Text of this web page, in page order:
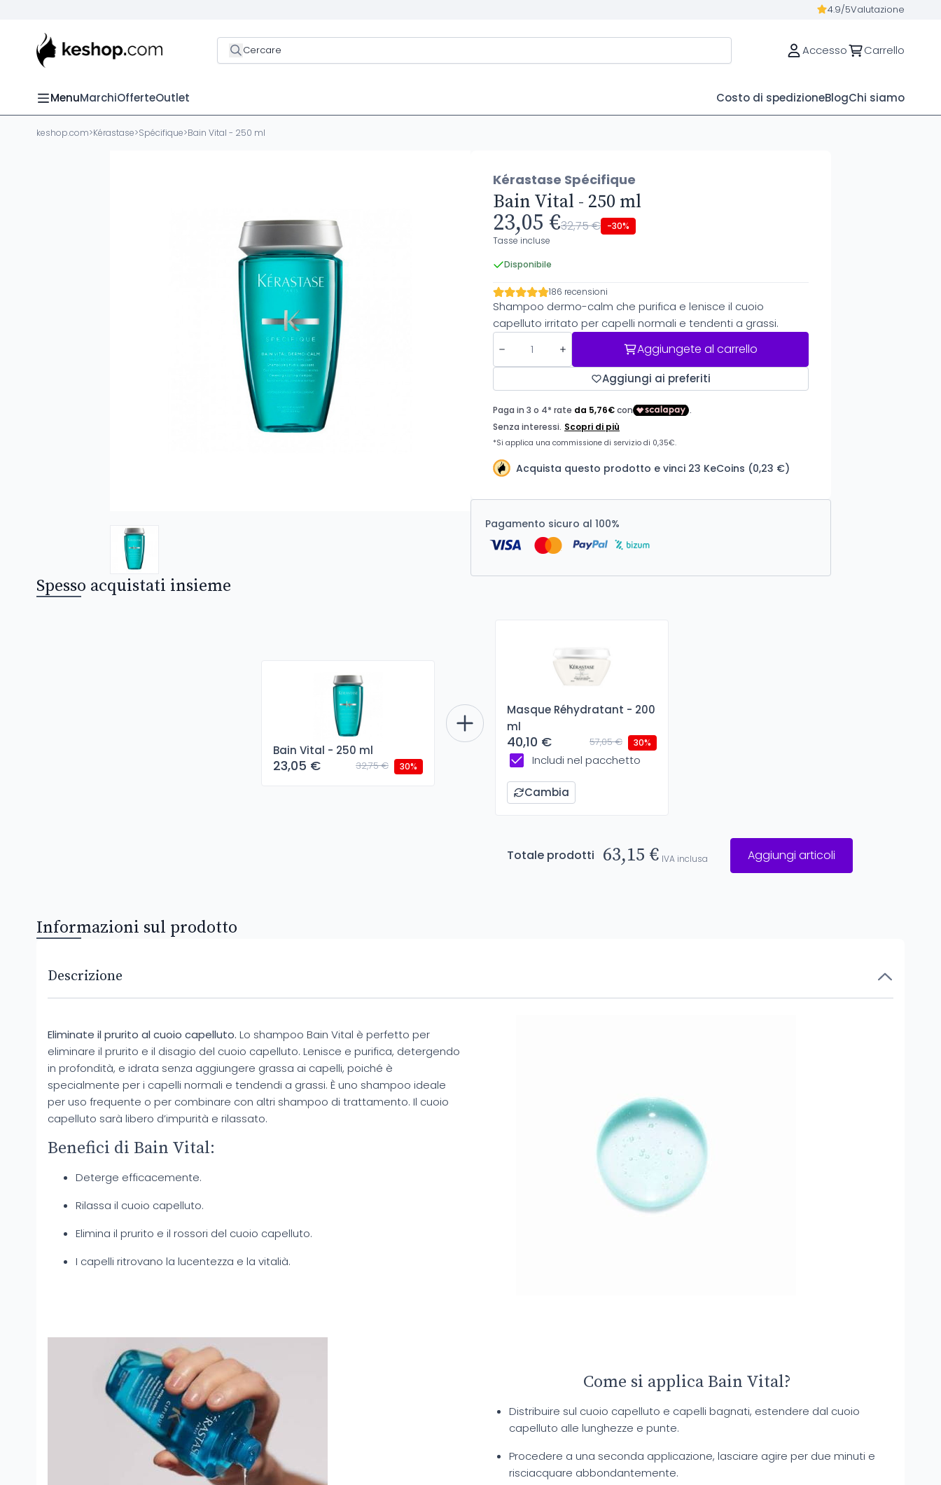
4.9/5Valutazione
Cercare Accesso Carrello
MenuMarchiOfferteOutlet Costo di spedizioneBlogChi siamo
keshop.com>Kérastase>Spécifique>Bain Vital - 250 ml
Kérastase Spécifique
Bain Vital - 250 ml
23,05 €32,75 € -30%
Tasse incluse
Disponibile
186 recensioni
Shampoo dermo-calm che purifica e lenisce il cuoio
capelluto irritato per capelli normali e tendenti a grassi.
Aggiungete al carrello
Aggiungi ai preferiti
Acquista questo prodotto e vinci 23 KeCoins (0,23 €)
Pagamento sicuro al 100%
Spesso acquistati insieme
Bain Vital - 250 ml
23,05 € 32,75 € 30%
Masque Réhydratant - 200
ml
40,10 € 57,05 € 30%
Includi nel pacchetto
Cambia
Totale prodotti 63,15 € IVA inclusa Aggiungi articoli
Informazioni sul prodotto
Descrizione
Eliminate il prurito al cuoio capelluto. Lo shampoo Bain Vital è perfetto per
eliminare il prurito e il disagio del cuoio capelluto. Lenisce e purifica, detergendo
in profondità, e idrata senza aggiungere grassa ai capelli, poiché è
specialmente per i capelli normali e tendendi a grassi. È uno shampoo ideale
per uso frequente o per combinare con altri shampoo di trattamento. Il cuoio
capelluto sarà libero d’impurità e rilassato.
Benefici di Bain Vital:
Deterge efficacemente.
Rilassa il cuoio capelluto.
Elimina il prurito e il rossori del cuoio capelluto.
I capelli ritrovano la lucentezza e la vitalià.
Come si applica Bain Vital?
Distribuire sul cuoio capelluto e capelli bagnati, estendere dal cuoio
capelluto alle lunghezze e punte.
Procedere a una seconda applicazione, lasciare agire per due minuti e
risciacquare abbondantemente.